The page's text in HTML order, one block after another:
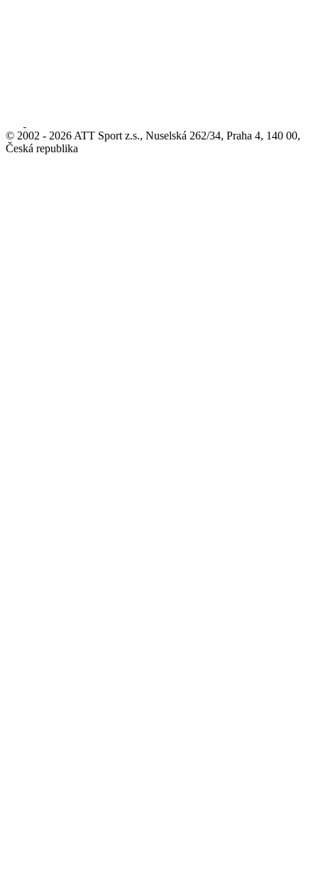
© 2002 - 2026 ATT Sport z.s., Nuselská 262/34, Praha 4, 140 00,
Česká republika